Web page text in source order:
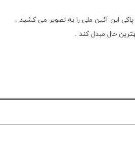
این آئین ملی را به تصویر می کشید .
حال مبدل کند .